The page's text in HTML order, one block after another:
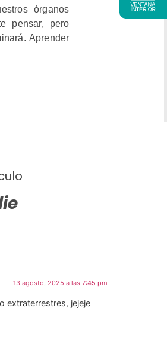
órganos
pensar, pero
Aprender
13 agosto, 2025 a las 7:45 pm
extraterrestres, jejeje